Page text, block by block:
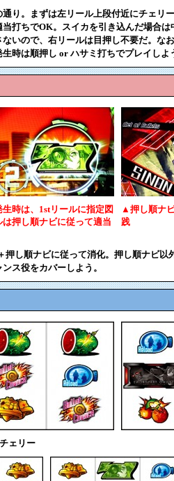
り。まずは左リール上段付近にチェリ
打ちでOK。スイカを引き込んだ場合
いので、右リールは目押し不要だ。な
時は順押し or ハサミ打ちでプレイしよ
時は、1stリールに指定図
押し順ナビに従って適当
▲押し順ナ
践
押し順ナビに従って消化。押し順ナビ以
ス役をカバーしよう。
ェリー